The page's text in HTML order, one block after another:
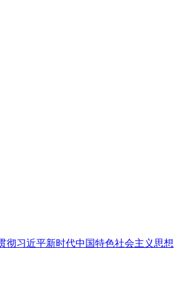
彻习近平新时代中国特色社会主义思想